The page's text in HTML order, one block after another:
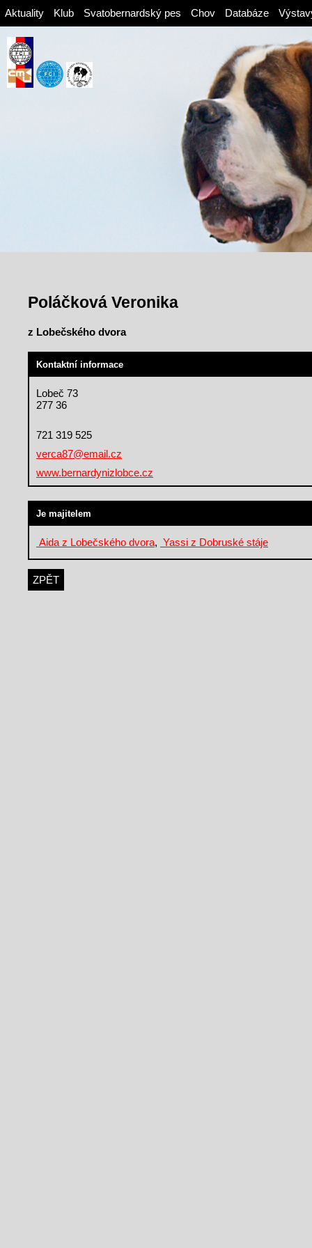
Aktuality Klub Svatobernardský pes Chov Databáze
Poláčková Veronika
z Lobečského dvora
Kontaktní informace
Lobeč 73
277 36
721 319 525
verca87@email.cz
www.bernardynizlobce.cz
Je majitelem
Aida z Lobečského dvora, Yassi z Dobruské stáje
ZPĚT